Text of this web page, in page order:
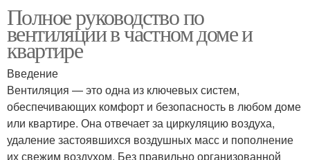
Полное руководство по
вентиляции в частном доме и
квартире
Введение
Вентиляция — это одна из ключевых систем,
обеспечивающих комфорт и безопасность в любом доме
или квартире. Она отвечает за циркуляцию воздуха,
удаление застоявшихся воздушных масс и пополнение
их свежим воздухом. Без правильно организованной